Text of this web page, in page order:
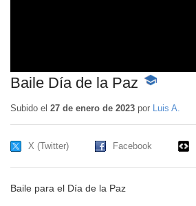
Baile Día de la Paz
-
educativo
Subido el 27 de enero de 2023por Luis A.
X (Twitter) Facebook
Baile para el Día de la Paz